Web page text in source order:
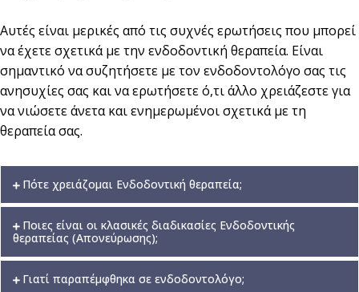
Αυτές είναι μερικές από τις συχνές ερωτήσεις που μπορεί
να έχετε σχετικά με την ενδοδοντική θεραπεία. Είναι
σημαντικό να συζητήσετε με τον ενδοδοντολόγο σας τις
ανησυχίες σας και να ερωτήσετε ό,τι άλλο χρειάζεστε για
να νιώσετε άνετα και ενημερωμένοι σχετικά με τη
θεραπεία σας.
Πότε χρειάζομαι Eνδοδοντική θεραπεία;
Ποιες είναι οι κλασικές διαδικασίες Eνδοδοντικής
θεραπείας (Aπονεύρωσης);
Γιατί παραπέμφθηκα σε ενδοδοντολόγο;